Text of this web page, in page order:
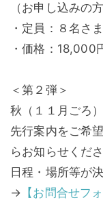
（お申し込みの
・定員：８名さま
・価格：
＜第２弾＞
秋（１１月ごろ
先行案内をご希
らお知らせくださ
日程・場所等が
→ 【お問合せフ